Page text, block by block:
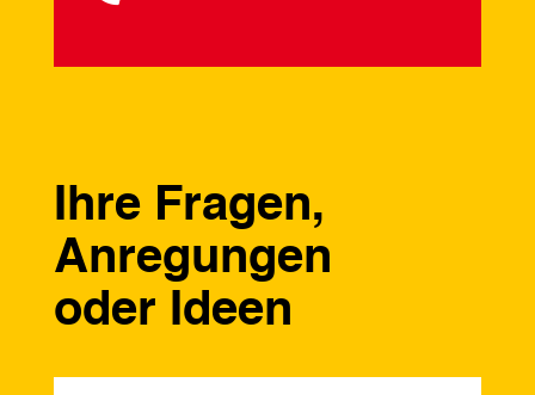
Ihre Fragen,
Anregungen
oder Ideen